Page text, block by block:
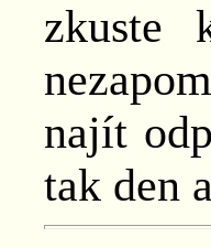
zkuste
najít
tak den